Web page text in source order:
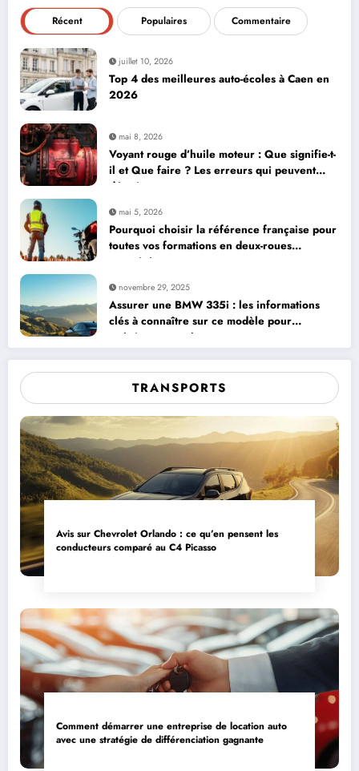
Récent Populaires Commentaire
juillet 10, 2026
Top 4 des meilleures auto-écoles à Caen en
2026
mai 8, 2026
Voyant rouge d’huile moteur : Que signifie-t-
il et Que faire ? Les erreurs qui peuvent
détruire votre moteur
mai 5, 2026
Pourquoi choisir la référence française pour
toutes vos formations en deux-roues
motorisés
novembre 29, 2025
Assurer une BMW 335i : les informations
clés à connaître sur ce modèle pour
maîtriser vos coûts
TRANSPORTS
Avis sur Chevrolet Orlando : ce qu’en pensent les
conducteurs comparé au C4 Picasso
Comment démarrer une entreprise de location auto
avec une stratégie de différenciation gagnante